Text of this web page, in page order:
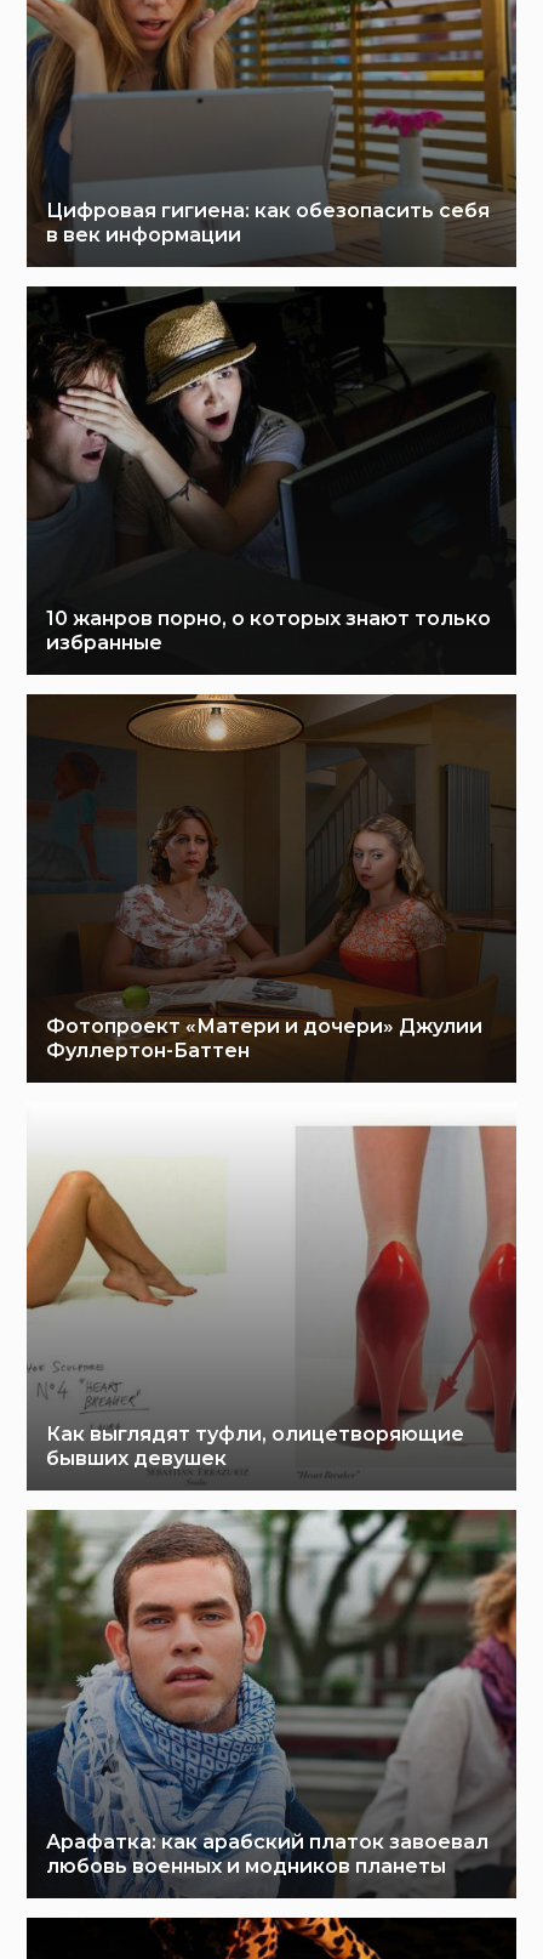
Цифровая гигиена: как обезопасить себя
в век информации
10 жанров порно, о которых знают только
избранные
Фотопроект «Матери и дочери» Джулии
Фуллертон-Баттен
Как выглядят туфли, олицетворяющие
бывших девушек
Арафатка: как арабский платок завоевал
любовь военных и модников планеты